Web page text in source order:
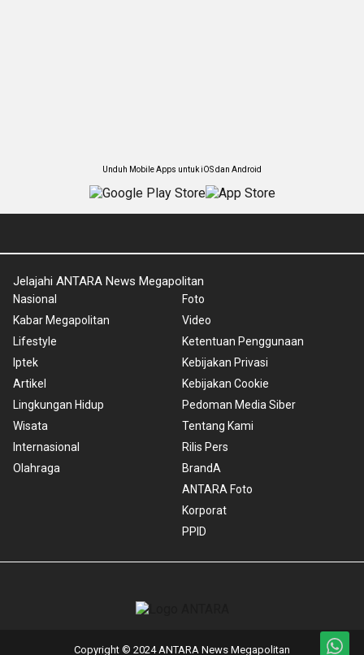
Unduh Mobile Apps untuk iOS dan Android
Jelajahi ANTARA News Megapolitan
Nasional
Kabar Megapolitan
Lifestyle
Iptek
Artikel
Lingkungan Hidup
Wisata
Internasional
Olahraga
Foto
Video
Ketentuan Penggunaan
Kebijakan Privasi
Kebijakan Cookie
Pedoman Media Siber
Tentang Kami
Rilis Pers
BrandA
ANTARA Foto
Korporat
PPID
Copyright © 2024 ANTARA News Megapolitan